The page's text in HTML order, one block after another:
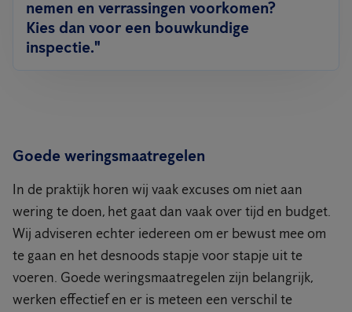
nemen en verrassingen voorkomen?
Kies dan voor een bouwkundige
inspectie."
Goede weringsmaatregelen
In de praktijk horen wij vaak excuses om niet aan
wering te doen, het gaat dan vaak over tijd en budget.
Wij adviseren echter iedereen om er bewust mee om
te gaan en het desnoods stapje voor stapje uit te
voeren. Goede weringsmaatregelen zijn belangrijk,
werken effectief en er is meteen een verschil te